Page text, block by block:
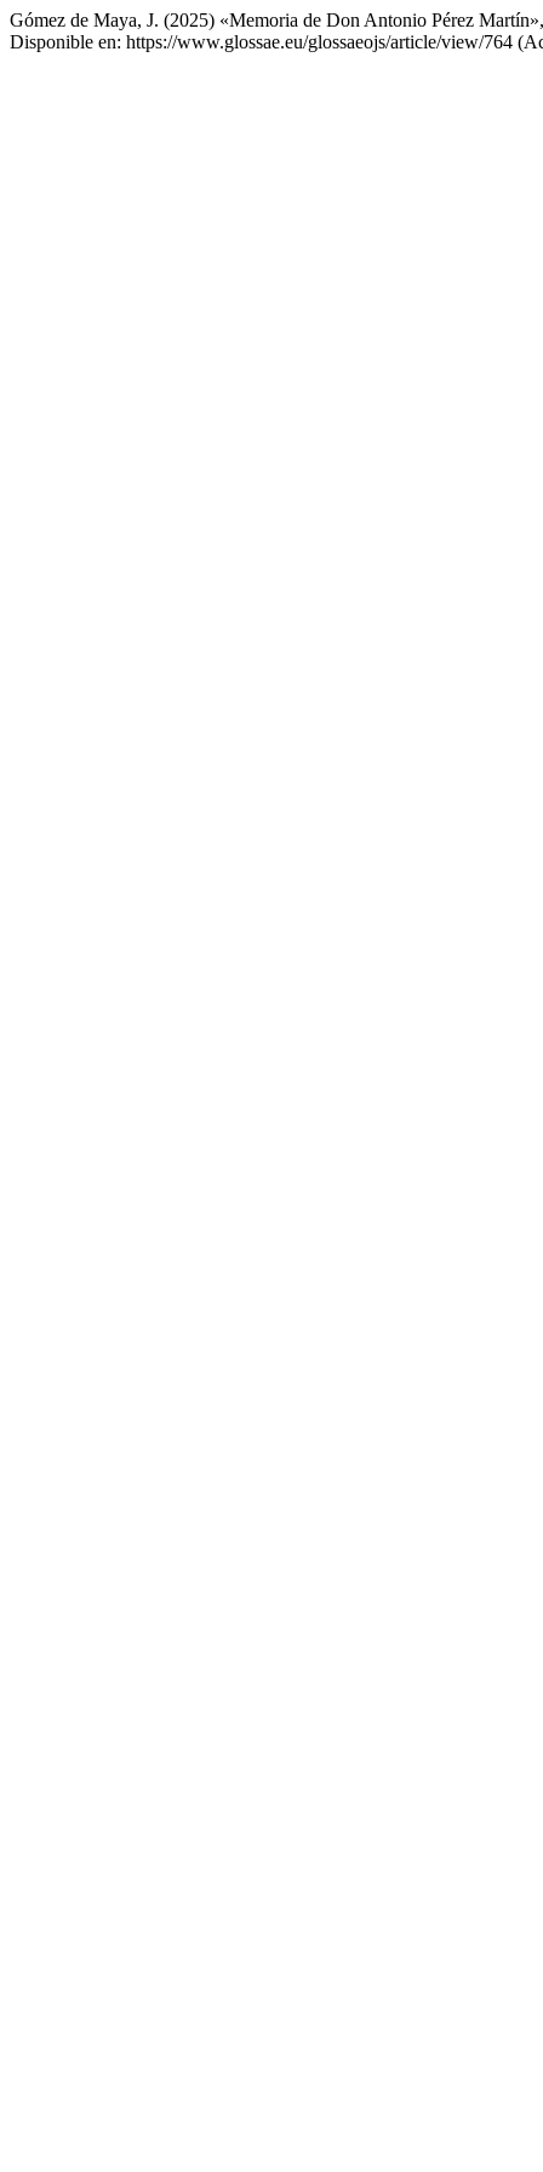
Gómez de Maya, J. (2025) «Memoria de Don Antonio Pérez
Disponible en: https://www.glossae.eu/glossaeojs/article/view/764